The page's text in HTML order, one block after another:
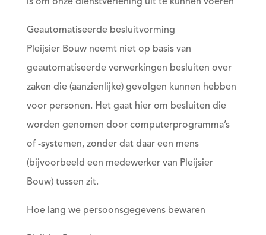
Geautomatiseerde besluitvorming
Pleijsier Bouw neemt niet op basis van
geautomatiseerde verwerkingen besluiten over
zaken die (aanzienlijke) gevolgen kunnen hebben
voor personen. Het gaat hier om besluiten die
worden genomen door computerprogramma’s
of -systemen, zonder dat daar een mens
(bijvoorbeeld een medewerker van Pleijsier
Bouw) tussen zit.
Hoe lang we persoonsgegevens bewaren